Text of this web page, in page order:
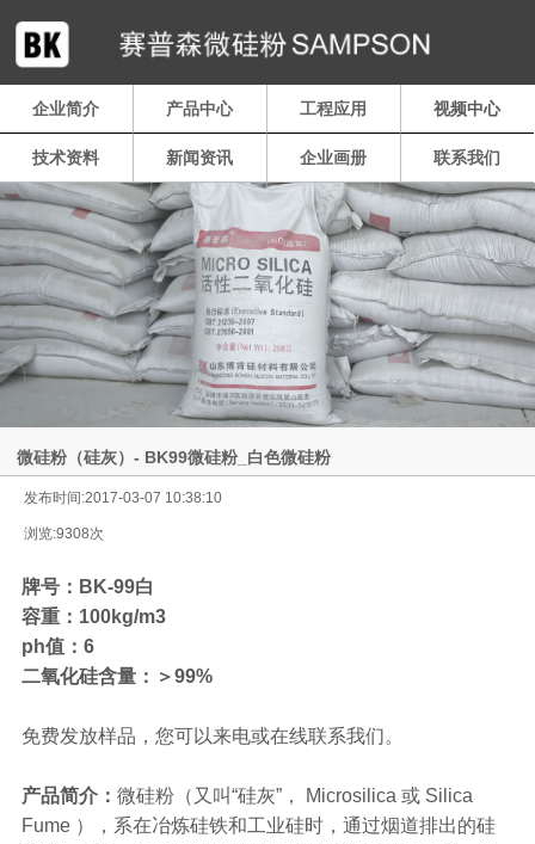
企业简介 产品中心 工程应用 视频中心
技术资料 新闻资讯 企业画册 联系我们
微硅粉（硅灰）- BK99微硅粉_白色微硅粉
发布时间:2017-03-07 10:38:10
浏览:9308次
牌号：BK-99白
容重：100kg/m3
ph值：6
二氧化硅含量：＞99%
免费发放样品，您可以来电或在线联系我们。
产品简介： 微硅粉（又叫“硅灰”， Microsilica 或 Silica
Fume ），系在冶炼硅铁和工业硅时，通过烟道排出的硅